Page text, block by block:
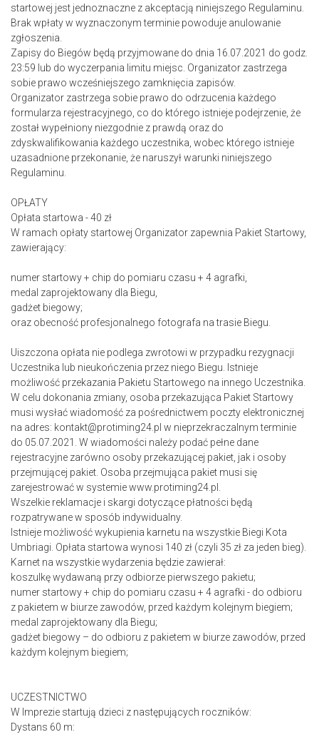
startowej jest jednoznaczne z akceptacją niniejszego Regulaminu.
Brak wpłaty w wyznaczonym terminie powoduje anulowanie
zgłoszenia.
Zapisy do Biegów będą przyjmowane do dnia 16.07.2021 do godz.
23:59 lub do wyczerpania limitu miejsc. Organizator zastrzega
sobie prawo wcześniejszego zamknięcia zapisów.
Organizator zastrzega sobie prawo do odrzucenia każdego
formularza rejestracyjnego, co do którego istnieje podejrzenie, że
został wypełniony niezgodnie z prawdą oraz do
zdyskwalifikowania każdego uczestnika, wobec którego istnieje
uzasadnione przekonanie, że naruszył warunki niniejszego
Regulaminu.
OPŁATY
Opłata startowa - 40 zł
W ramach opłaty startowej Organizator zapewnia Pakiet Startowy,
zawierający:
numer startowy + chip do pomiaru czasu + 4 agrafki,
medal zaprojektowany dla Biegu,
gadżet biegowy;
oraz obecność profesjonalnego fotografa na trasie Biegu.
Uiszczona opłata nie podlega zwrotowi w przypadku rezygnacji
Uczestnika lub nieukończenia przez niego Biegu. Istnieje
możliwość przekazania Pakietu Startowego na innego Uczestnika.
W celu dokonania zmiany, osoba przekazująca Pakiet Startowy
musi wysłać wiadomość za pośrednictwem poczty elektronicznej
na adres: kontakt@protiming24.pl w nieprzekraczalnym terminie
do 05.07.2021. W wiadomości należy podać pełne dane
rejestracyjne zarówno osoby przekazującej pakiet, jak i osoby
przejmującej pakiet. Osoba przejmująca pakiet musi się
zarejestrować w systemie www.protiming24.pl.
Wszelkie reklamacje i skargi dotyczące płatności będą
rozpatrywane w sposób indywidualny.
Istnieje możliwość wykupienia karnetu na wszystkie Biegi Kota
Umbriagi. Opłata startowa wynosi 140 zł (czyli 35 zł za jeden bieg).
Karnet na wszystkie wydarzenia będzie zawierał:
koszulkę wydawaną przy odbiorze pierwszego pakietu;
numer startowy + chip do pomiaru czasu + 4 agrafki - do odbioru
z pakietem w biurze zawodów, przed każdym kolejnym biegiem;
medal zaprojektowany dla Biegu;
gadżet biegowy – do odbioru z pakietem w biurze zawodów, przed
każdym kolejnym biegiem;
UCZESTNICTWO
W Imprezie startują dzieci z następujących roczników:
Dystans 60 m: